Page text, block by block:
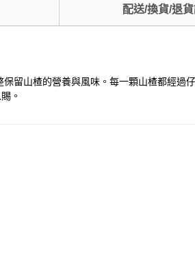
配送/換貨/退
留山楂的營養與風味。每一顆山楂都經過
。